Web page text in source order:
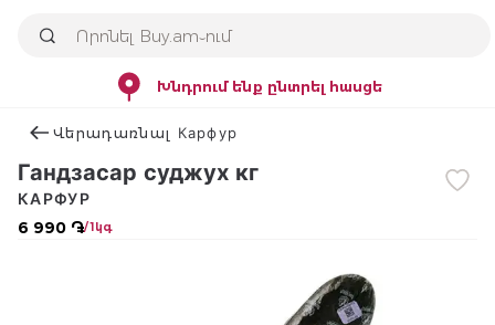
Խնդրում ենք ընտրել հասցե
Վերադառնալ Карфур
Гандзасар суджух кг
6 990 ֏/ 1կգ
КАРФУР